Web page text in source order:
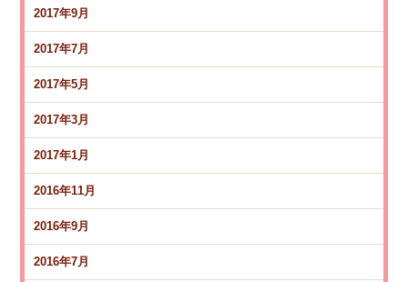
2017年9月
2017年7月
2017年5月
2017年3月
2017年1月
2016年11月
2016年9月
2016年7月